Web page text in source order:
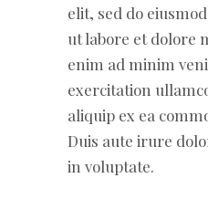
elit, sed do
ut labore et dolore
enim ad minim
exercitation
aliquip ex ea
Duis aute irure
in voluptate.